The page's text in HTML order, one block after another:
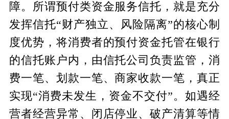
障。所谓预付类资金服务信托，就是充分
发挥信托“财产独立、风险隔离”的核心制
度优势，将消费者的预付资金托管在银行
的信托账户内，由信托公司负责监管，消
费一笔、划款一笔、商家收款一笔，真正
实现“消费未发生，资金不交付”。如遇经
营者经营异常、闭店停业、破产清算等情